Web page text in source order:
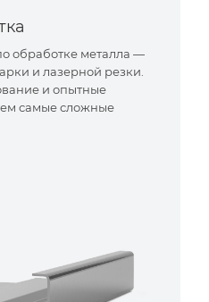
обработке металла —
и лазерной резки.
и опытные
самые сложные